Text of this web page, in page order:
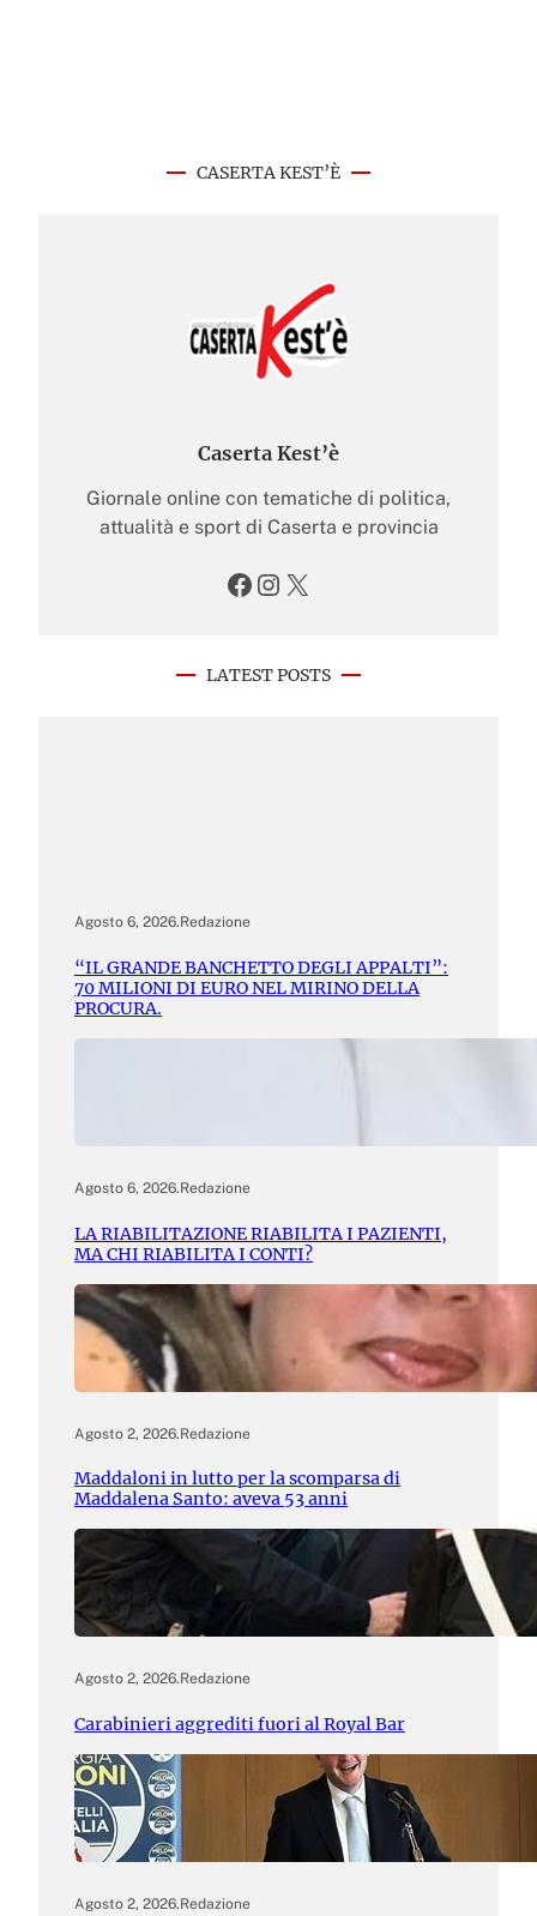
CASERTA KEST’È
Caserta Kest’è
Giornale online con tematiche di politica,
attualità e sport di Caserta e provincia
Facebook Instagram X
LATEST POSTS
Agosto 6, 2026.Redazione
“IL GRANDE BANCHETTO DEGLI APPALTI”:
70 MILIONI DI EURO NEL MIRINO DELLA
PROCURA.
Agosto 6, 2026.Redazione
LA RIABILITAZIONE RIABILITA I PAZIENTI,
MA CHI RIABILITA I CONTI?
Agosto 2, 2026.Redazione
Maddaloni in lutto per la scomparsa di
Maddalena Santo: aveva 53 anni
Agosto 2, 2026.Redazione
Carabinieri aggrediti fuori al Royal Bar
Agosto 2, 2026.Redazione